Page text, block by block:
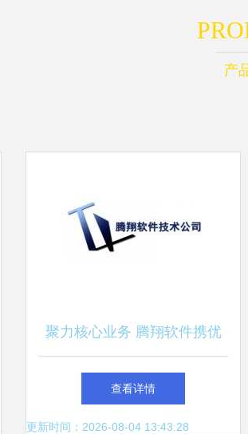
产
聚力核心业务 腾翔软件携优
扬远腾促进数字化转型新篇章
查看详情
更新时间：2026-08-04 13:43:28